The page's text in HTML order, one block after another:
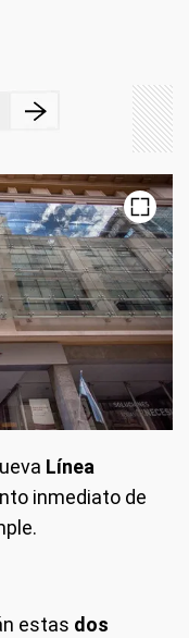
Línea
inmediato de
estas dos